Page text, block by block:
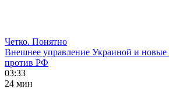
Четко. Понятно
Внешнее управление Украиной и
против РФ
03:33
24 мин